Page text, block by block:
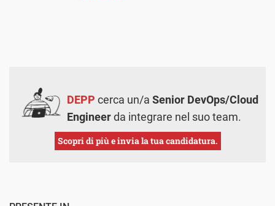
DEPP cerca un/a Senior DevOps/Cloud
Engineerda integrare nel suo team.
Scopri di più e invia la tua candidatura.